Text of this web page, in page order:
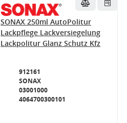
SONAX 250ml AutoPolitur
Lackpflege Lackversiegelung
Lackpolitur Glanz Schutz Kfz
912161
SONAX
03001000
4064700300101